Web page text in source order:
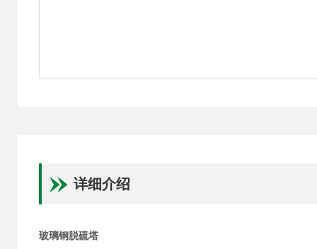
详细介绍
玻璃钢脱硫塔